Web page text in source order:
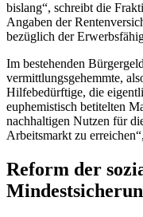
bislang“, schreibt die
Angaben der
bezüglich der
Im bestehenden
vermittlungsgehemmte,
Hilfebedürftige, die
euphemistisch betitelten
nachhaltigen Nutzen für
Arbeitsmarkt zu
Reform der